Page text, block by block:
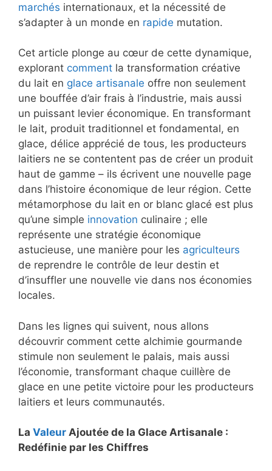
marchés internationaux, et la nécessité de
s’adapter à un monde en rapide mutation.
Cet article plonge au cœur de cette dynamique,
explorant comment la transformation créative
du lait en glace artisanale offre non seulement
une bouffée d’air frais à l’industrie, mais aussi
un puissant levier économique. En transformant
le lait, produit traditionnel et fondamental, en
glace, délice apprécié de tous, les producteurs
laitiers ne se contentent pas de créer un produit
haut de gamme – ils écrivent une nouvelle page
dans l’histoire économique de leur région. Cette
métamorphose du lait en or blanc glacé est plus
qu’une simple innovation culinaire ; elle
représente une stratégie économique
astucieuse, une manière pour les agriculteurs
de reprendre le contrôle de leur destin et
d’insuffler une nouvelle vie dans nos économies
locales.
Dans les lignes qui suivent, nous allons
découvrir comment cette alchimie gourmande
stimule non seulement le palais, mais aussi
l’économie, transformant chaque cuillère de
glace en une petite victoire pour les producteurs
laitiers et leurs communautés.
La Valeur Ajoutée de la Glace Artisanale :
Redéfinie par les Chiffres